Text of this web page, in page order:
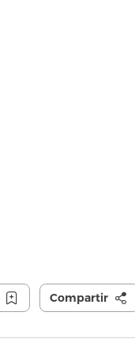
Compartir